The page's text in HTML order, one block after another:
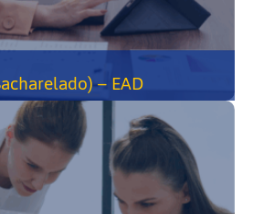
– EAD